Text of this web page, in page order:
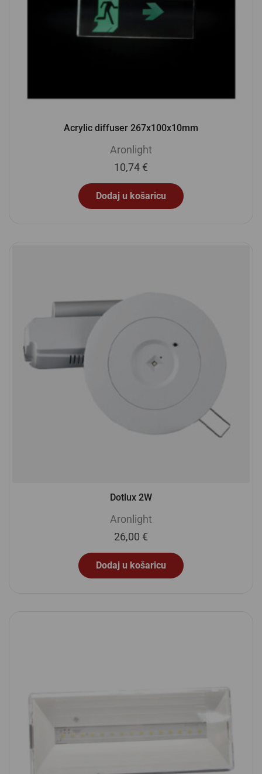
Acrylic diffuser 267x100x10mm
Aronlight
10,74 €
Dodaj u košaricu
Dotlux 2W
Aronlight
26,00 €
Dodaj u košaricu